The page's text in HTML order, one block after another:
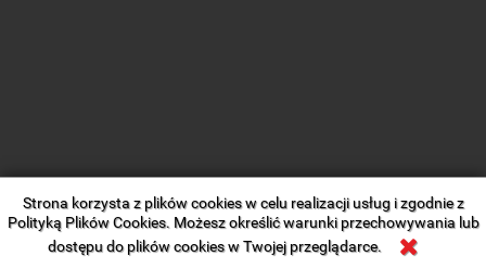
Strona korzysta z plików cookies w celu realizacji usług i zgodnie z
Polityką Plików Cookies. Możesz określić warunki przechowywania lub
dostępu do plików cookies w Twojej przeglądarce.